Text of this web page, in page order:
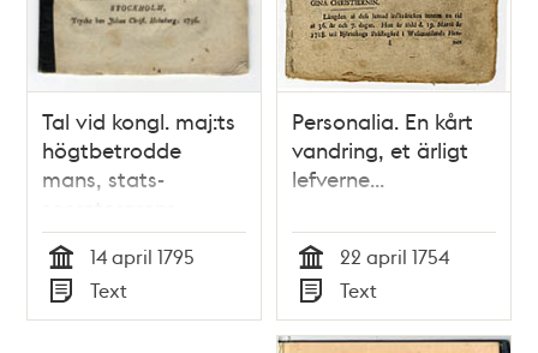
Tal vid kongl. maj:ts
högtbetrodde
mans, stats-
välborne herr Eric
Crispin Segercronas
begrafning i Clarae
kyrka, den 14 april
Tid
14 april 1795
Typ
Text
Personalia. En kårt
vandring, et ärligt
lefverne...
Tid
22 april 1754
Typ
Text